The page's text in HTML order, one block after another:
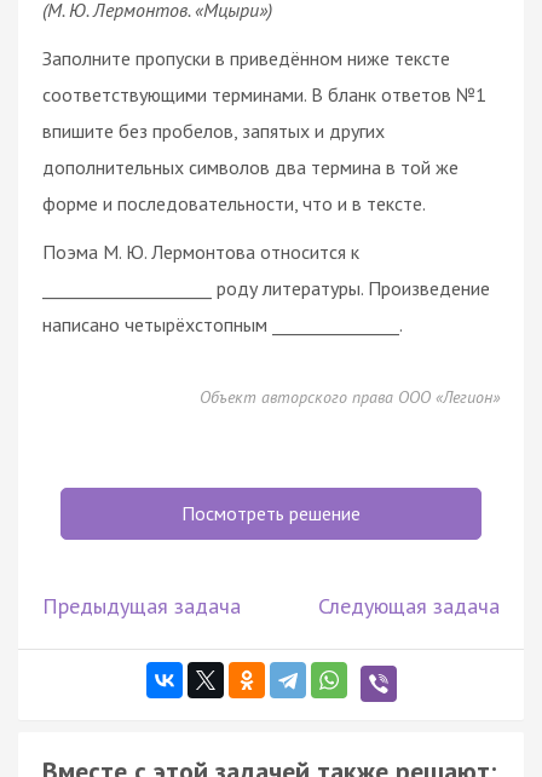
(М. Ю. Лермонтов. «Мцыри»)
Заполните пропуски в приведённом ниже тексте
соответствующими терминами. В бланк ответов №1
впишите без пробелов, запятых и других
дополнительных символов два термина в той же
форме и последовательности, что и в тексте.
Поэма М. Ю. Лермонтова относится к
____________________ роду литературы. Произведение
написано четырёхстопным _______________.
Объект авторского права ООО «Легион»
Посмотреть решение
Предыдущая задача Следующая задача